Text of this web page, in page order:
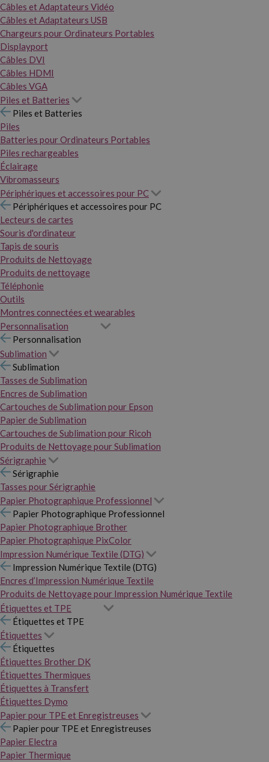
Câbles et Adaptateurs Vidéo
Câbles et Adaptateurs USB
Chargeurs pour Ordinateurs Portables
Displayport
Câbles DVI
Câbles HDMI
Câbles VGA
Piles et Batteries
Piles et Batteries
Piles
Batteries pour Ordinateurs Portables
Piles rechargeables
Éclairage
Vibromasseurs
Périphériques et accessoires pour PC
Périphériques et accessoires pour PC
Lecteurs de cartes
Souris d'ordinateur
Tapis de souris
Produits de Nettoyage
Produits de nettoyage
Téléphonie
Outils
Montres connectées et wearables
Personnalisation
Personnalisation
Sublimation
Sublimation
Tasses de Sublimation
Encres de Sublimation
Cartouches de Sublimation pour Epson
Papier de Sublimation
Cartouches de Sublimation pour Ricoh
Produits de Nettoyage pour Sublimation
Sérigraphie
Sérigraphie
Tasses pour Sérigraphie
Papier Photographique Professionnel
Papier Photographique Professionnel
Papier Photographique Brother
Papier Photographique PixColor
Impression Numérique Textile (DTG)
Impression Numérique Textile (DTG)
Encres d’Impression Numérique Textile
Produits de Nettoyage pour Impression Numérique Textile
Étiquettes et TPE
Étiquettes et TPE
Étiquettes
Étiquettes
Étiquettes Brother DK
Étiquettes Thermiques
Étiquettes à Transfert
Étiquettes Dymo
Papier pour TPE et Enregistreuses
Papier pour TPE et Enregistreuses
Papier Electra
Papier Thermique